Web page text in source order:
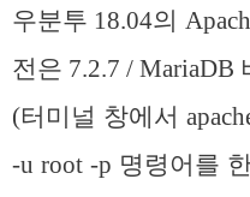
우분투 18.04의
전은 7.2.7 / MariaDB
(터미널 창에서
-u root -p 명령어를